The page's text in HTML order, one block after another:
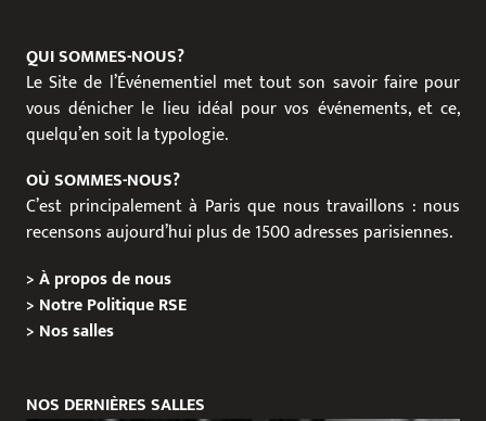
QUI SOMMES-NOUS?
Le Site de l’Événementiel met tout son savoir faire pour
vous dénicher le lieu idéal pour vos événements, et ce,
quelqu’en soit la typologie.
OÙ SOMMES-NOUS?
C’est principalement à Paris que nous travaillons : nous
recensons aujourd’hui plus de 1500 adresses parisiennes.
>À propos de nous
> Notre Politique RSE
> Nos salles
NOS DERNIÈRES SALLES